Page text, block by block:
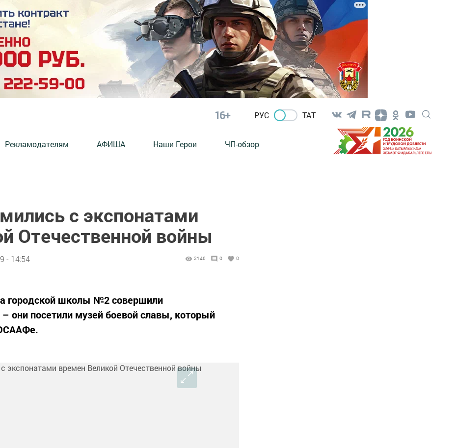
16+ РУС ТАТ
Рекламодателям АФИША Наши Герои ЧП-обзор
с экспонатами
Отечественной войны
- 14:54 2146 0 0
городской школы №2 совершили
они посетили музей боевой славы, который